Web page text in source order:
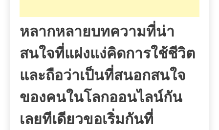
หลากหลายบทความที่น่า
สนใจที่แฝงแง่คิดการใช้ชีวิต
และถือว่าเป็นที่สนอกสนใจ
ของคนในโลกออนไลน์กัน
เลยทีเดียวขอเริ่มกันที่